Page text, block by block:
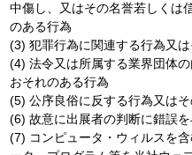
中傷し、又はその名誉若しくは
のある行為
(3) 犯罪行為に関連する行為又
(4) 法令又は所属する業界団体
おそれのある行為
(5) 公序良俗に反する行為又は
(6) 故意に出展者の判断に錯誤
(7) コンピュータ・ウィルスを